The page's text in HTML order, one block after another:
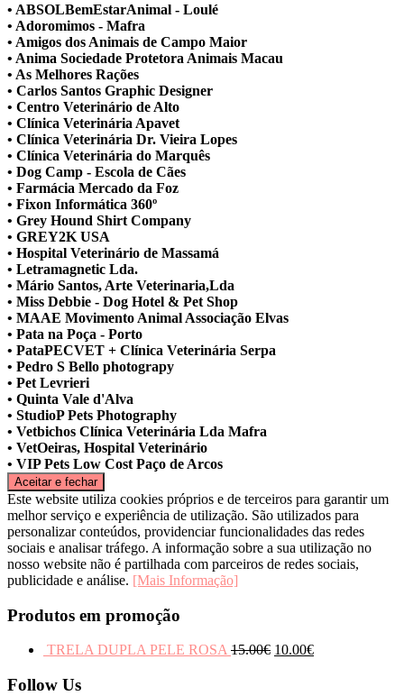
• ABSOLBemEstarAnimal - Loulé
• Adoromimos - Mafra
• Amigos dos Animais de Campo Maior
• Anima Sociedade Protetora Animais Macau
• As Melhores Rações
• Carlos Santos Graphic Designer
• Centro Veterinário de Alto
• Clínica Veterinária Apavet
• Clínica Veterinária Dr. Vieira Lopes
• Clínica Veterinária do Marquês
• Dog Camp - Escola de Cães
• Farmácia Mercado da Foz
• Fixon Informática 360º
• Grey Hound Shirt Company
• GREY2K USA
• Hospital Veterinário de Massamá
• Letramagnetic Lda.
• Mário Santos, Arte Veterinaria,Lda
• Miss Debbie - Dog Hotel & Pet Shop
• MAAE Movimento Animal Associação Elvas
• Pata na Poça - Porto
• PataPECVET + Clínica Veterinária Serpa
• Pedro S Bello photograpy
• Pet Levrieri
• Quinta Vale d'Alva
• StudioP Pets Photography
• Vetbichos Clínica Veterinária Lda Mafra
• VetOeiras, Hospital Veterinário
• VIP Pets Low Cost Paço de Arcos
Este website utiliza cookies próprios e de terceiros para garantir um
melhor serviço e experiência de utilização. São utilizados para
personalizar conteúdos, providenciar funcionalidades das redes
sociais e analisar tráfego. A informação sobre a sua utilização no
nosso website não é partilhada com parceiros de redes sociais,
publicidade e análise. [Mais Informação]
Produtos em promoção
TRELA DUPLA PELE ROSA 15.00€ 10.00€
Follow Us